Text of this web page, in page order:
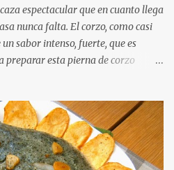
nos pegue a los dedos amasamos
espectacular que en cuanto llega
nunca falta. El corzo, como casi
sabor intenso, fuerte, que es
preparar esta pierna de corzo
que llenará vuestra mesa de
Ingredientes para preparar una
de corzo. 2 zanahorias. 2
de vino tinto. 1 hoja de laurel. 1